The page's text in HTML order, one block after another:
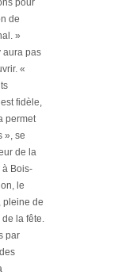
pour
de
»
aura pas
«
fidèle,
permet
», se
de la
à Bois-
le
pleine de
la fête.
par